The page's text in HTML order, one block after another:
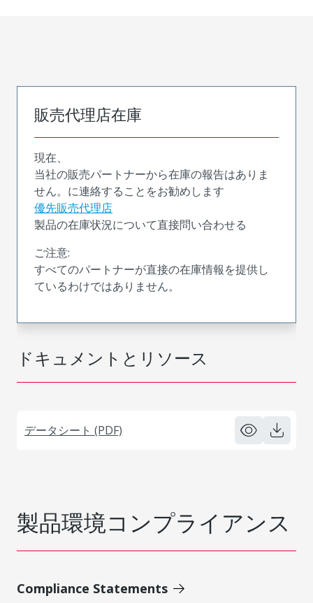
ドキュメントとリソース
データシート (PDF)
販売代理店在庫
現在、
当社の販売パートナーから在庫の報告はありま
せん。に連絡することをお勧めします
優先販売代理店
製品の在庫状況について直接問い合わせる
ご注意:
すべてのパートナーが直接の在庫情報を提供し
ているわけではありません。
製品環境コンプライアンス
Compliance Statements